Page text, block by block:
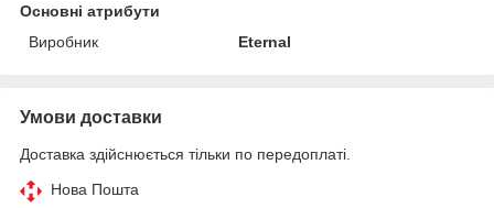
Основні атрибути
Виробник
Eternal
Умови доставки
Доставка здійснюється тільки по передоплаті.
Нова Пошта